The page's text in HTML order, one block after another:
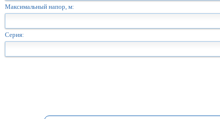
Максимальный напор, м:
Серия: